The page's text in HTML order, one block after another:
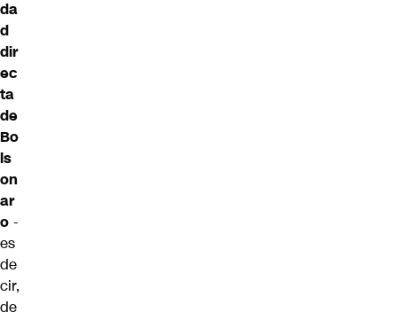
da
d
dir
ec
ta
de
Bo
ls
on
ar
o -
es
de
cir,
de